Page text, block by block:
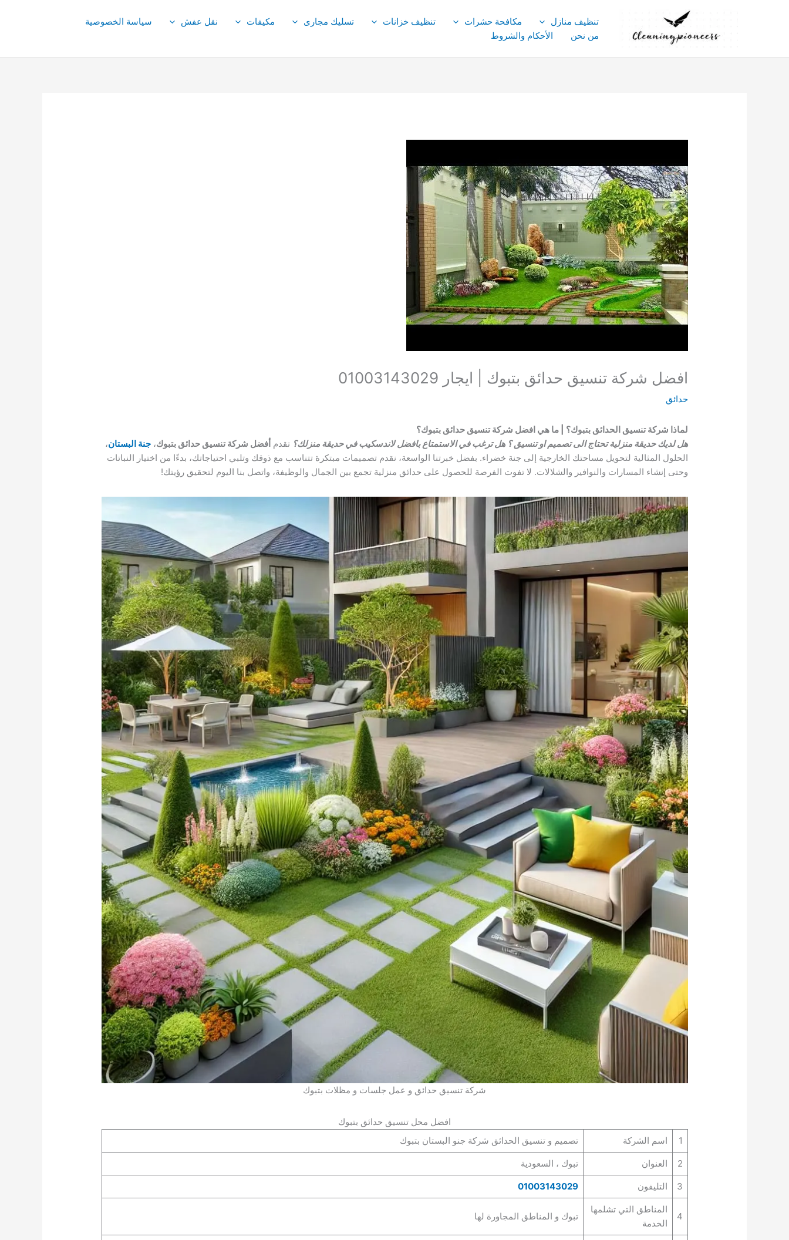
تنظيف منازل مكافحة حشرات تنظيف خزانات تسليك مجارى مكيفات نقل عفش
سياسة الخصوصية
من نحن
الأحكام والشروط
افضل شركة تنسيق حدائق بتبوك | ايجار 01003143029
حدائق
لماذا شركة تنسيق الحدائق بتبوك؟ | ما هي افضل شركة تنسيق حدائق بتبوك؟
هل لديك حديقة منزلية تحتاج الى تصميم او تنسيق ؟ هل ترغب في الاستمتاع بافضل لاندسكيب في حديقة منزلك؟ تقدمأفضل شركة تنسيق حدائق بتبوك،جنة البستان،
الحلول المثالية لتحويل مساحتك الخارجية إلى جنة خضراء. بفضل خبرتنا الواسعة، نقدم تصميمات مبتكرة تتناسب مع ذوقك وتلبي احتياجاتك، بدءًا من اختيار النباتات
وحتى إنشاء المسارات والنوافير والشلالات. لا تفوت الفرصة للحصول على حدائق منزلية تجمع بين الجمال والوظيفة، واتصل بنا اليوم لتحقيق رؤيتك!
شركة تنسيق حدائق و عمل جلسات و مظلات بتبوك
افضل محل تنسيق حدائق بتبوك
1
اسم الشركة تصميم و تنسيق الحدائق شركة جنو البستان بتبوك
2 العنوان تبوك ، السعودية
3 التليفون 01003143029
4
المناطق التي تشلمها
الخدمة
تبوك و المناطق المجاورة لها